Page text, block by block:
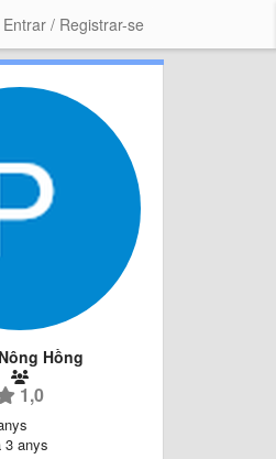
Entrar / Registrar-se
Hồng
1,0
3 anys